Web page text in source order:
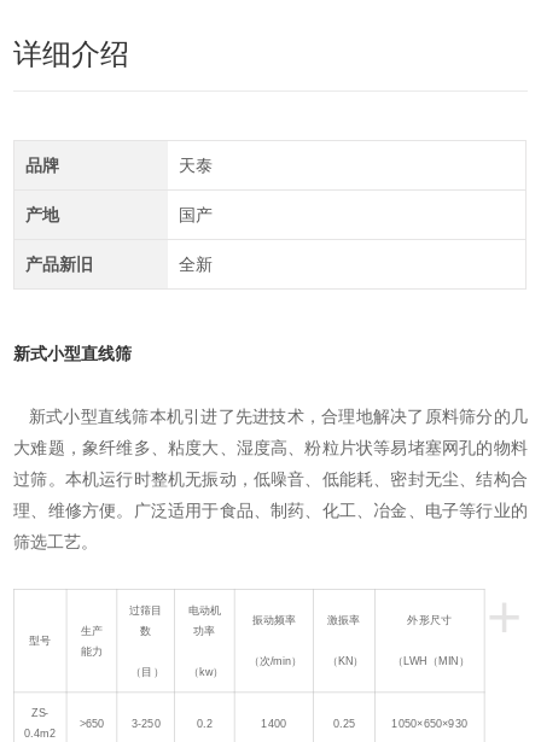
详细介绍
品牌 天泰
产地 国产
产品新旧 全新
新式小型直线筛
新式小型直线筛本机引进了先进技术，合理地解决了原料筛分的几
大难题，象纤维多、粘度大、湿度高、粉粒片状等易堵塞网孔的物料
过筛。本机运行时整机无振动，低噪音、低能耗、密封无尘、结构合
理、维修方便。广泛适用于食品、制药、化工、冶金、电子等行业的
筛选工艺。
+
型号
生产
能力
过筛目
数
（目）
电动机
功率
（kw）
振动频率
（次/min）
激振率
（KN）
外形尺寸
（LWH（MIN）
ZS-
0.4m2
>650 3-250 0.2 1400 0.25 1050×650×930